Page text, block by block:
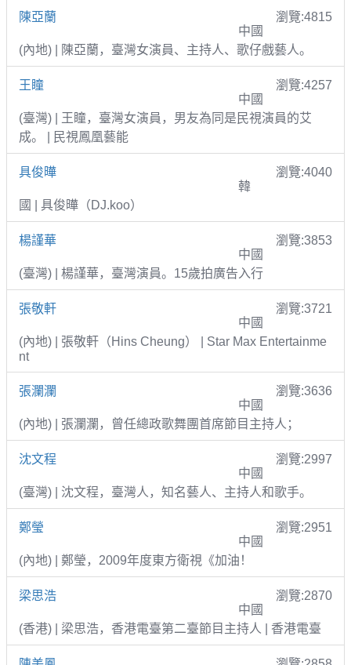
陳亞蘭
瀏覽:4815
中國
(內地) | 陳亞蘭，臺灣女演員、主持人、歌仔戲藝人。
王瞳
瀏覽:4257
中國
(臺灣) | 王瞳，臺灣女演員，男友為同是民視演員的艾
成。 | 民視鳳凰藝能
具俊曄
瀏覽:4040
韓
國 | 具俊曄（DJ.koo）
楊謹華
瀏覽:3853
中國
(臺灣) | 楊謹華，臺灣演員。15歲拍廣告入行
張敬軒
瀏覽:3721
中國
(內地) | 張敬軒（Hins Cheung） | Star Max Entertainme
nt
張瀾瀾
瀏覽:3636
中國
(內地) | 張瀾瀾，曾任總政歌舞團首席節目主持人；
沈文程
瀏覽:2997
中國
(臺灣) | 沈文程，臺灣人，知名藝人、主持人和歌手。
鄭瑩
瀏覽:2951
中國
(內地) | 鄭瑩，2009年度東方衛視《加油！
梁思浩
瀏覽:2870
中國
(香港) | 梁思浩，香港電臺第二臺節目主持人 | 香港電臺